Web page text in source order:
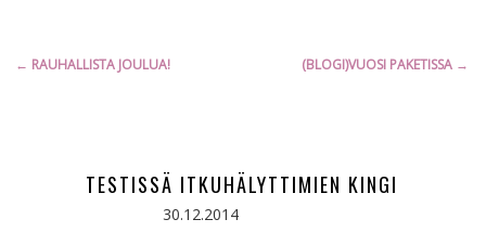
Artikkelien
← RAUHALLISTA JOULUA! (BLOGI)VUOSI PAKETISSA →
TESTISSÄ ITKUHÄLYTTIMIEN KINGI
30.12.2014